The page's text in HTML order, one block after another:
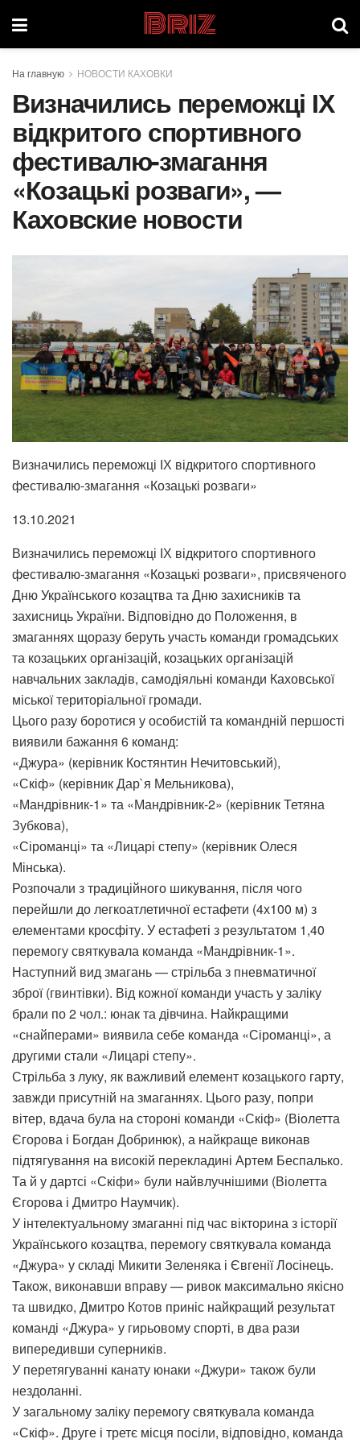
Briz
На главную НОВОСТИ КАХОВКИ
Визначились переможці ІХ
відкритого спортивного
фестивалю-змагання
«Козацькі розваги», —
Каховские новости
Визначились переможці ІХ відкритого спортивного
фестивалю-змагання «Козацькі розваги»
13.10.2021
Визначились переможці ІХ відкритого спортивного
фестивалю-змагання «Козацькі розваги», присвяченого
Дню Українського козацтва та Дню захисників та
захисниць України. Відповідно до Положення, в
змаганнях щоразу беруть участь команди громадських
та козацьких організацій, козацьких організацій
навчальних закладів, самодіяльні команди Каховської
міської територіальної громади.
Цього разу боротися у особистій та командній першості
виявили бажання 6 команд:
«Джура» (керівник Костянтин Нечитовський),
«Скіф» (керівник Дар`я Мельникова),
«Мандрівник-1» та «Мандрівник-2» (керівник Тетяна
Зубкова),
«Сіроманці» та «Лицарі степу» (керівник Олеся
Мінська).
Розпочали з традиційного шикування, після чого
перейшли до легкоатлетичної естафети (4х100 м) з
елементами кросфіту. У естафеті з результатом 1,40
перемогу святкувала команда «Мандрівник-1».
Наступний вид змагань — стрільба з пневматичної
зброї (гвинтівки). Від кожної команди участь у заліку
брали по 2 чол.: юнак та дівчина. Найкращими
«снайперами» виявила себе команда «Сіроманці», а
другими стали «Лицарі степу».
Стрільба з луку, як важливий елемент козацького гарту,
завжди присутній на змаганнях. Цього разу, попри
вітер, вдача була на стороні команди «Скіф» (Віолетта
Єгорова і Богдан Добринюк), а найкраще виконав
підтягування на високій перекладині Артем Беспалько.
Та й у дартсі «Скіфи» були найвлучнішими (Віолетта
Єгорова і Дмитро Наумчик).
У інтелектуальному змаганні під час вікторина з історії
Українського козацтва, перемогу святкувала команда
«Джура» у складі Микити Зеленяка і Євгенії Лосінець.
Також, виконавши вправу — ривок максимально якісно
та швидко, Дмитро Котов приніс найкращий результат
команді «Джура» у гирьовому спорті, в два рази
випередивши суперників.
У перетягуванні канату юнаки «Джури» також були
нездоланні.
У загальному заліку перемогу святкувала команда
«Скіф». Друге і третє місця посіли, відповідно, команда